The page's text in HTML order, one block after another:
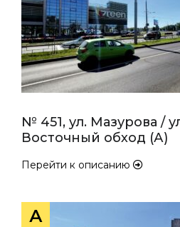
№ 451, ул. Мазурова /
Восточный обход (А)
Перейти к описанию
А